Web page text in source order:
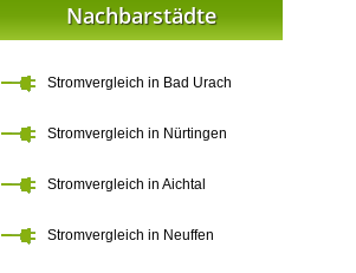
Nachbarstädte
Stromvergleich in Bad Urach
Stromvergleich in Nürtingen
Stromvergleich in Aichtal
Stromvergleich in Neuffen